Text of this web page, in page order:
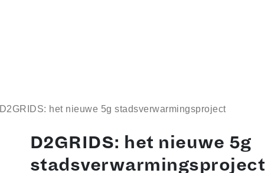
D2GRIDS: het nieuwe 5g stadsverwarmingsproject
D2GRIDS: het nieuwe 5g
stadsverwarmingsproject